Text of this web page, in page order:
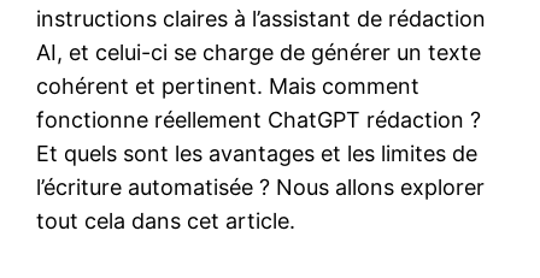
instructions claires à l’assistant de rédaction
AI, et celui-ci se charge de générer un texte
cohérent et pertinent. Mais comment
fonctionne réellement ChatGPT rédaction ?
Et quels sont les avantages et les limites de
l’écriture automatisée ? Nous allons explorer
tout cela dans cet article.